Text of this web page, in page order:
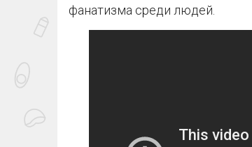
фанатизма среди людей.